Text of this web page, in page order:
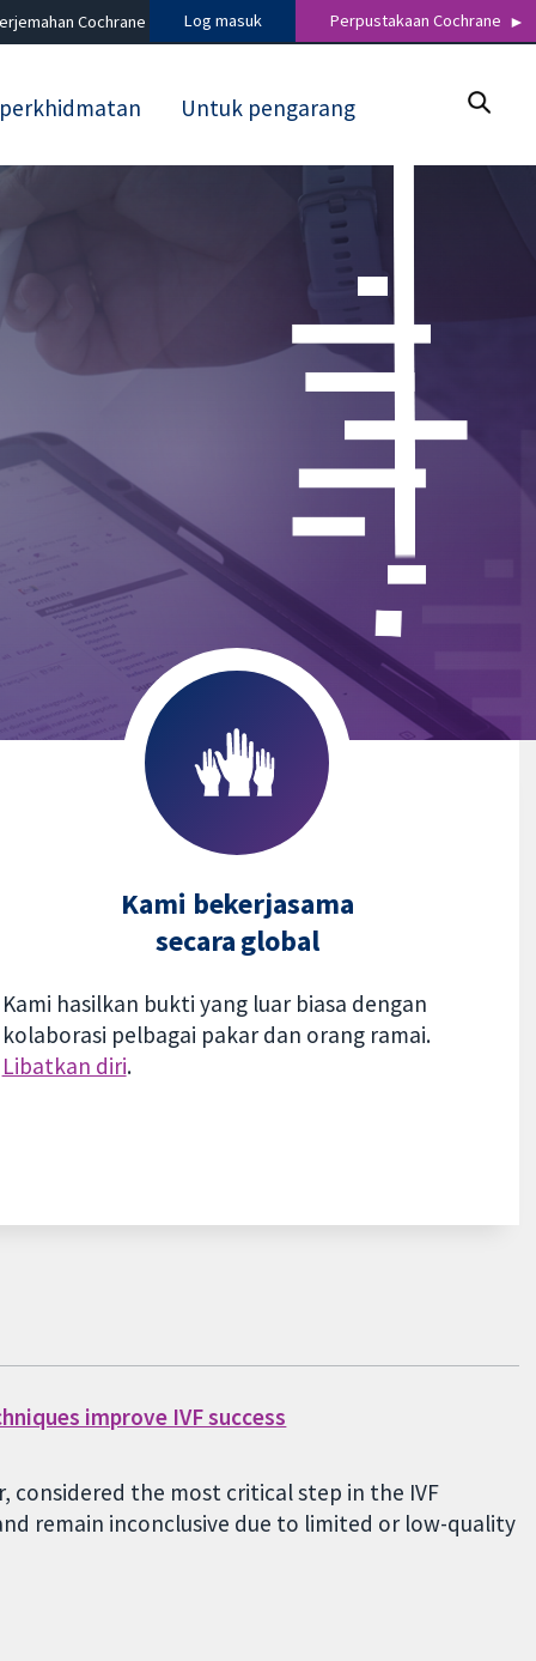
Cochrane Log masuk Perpustakaan Cochrane
Untuk pengarang
Kami bekerjasama
secara global
Kami hasilkan bukti yang luar biasa dengan
kolaborasi pelbagai pakar dan orang ramai.
Libatkan diri.
improve IVF success
the most critical step in the IVF
remain inconclusive due to limited or low-quality